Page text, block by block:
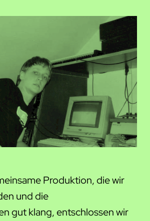
Produktion, die wir
und die
gut klang, entschlossen wir